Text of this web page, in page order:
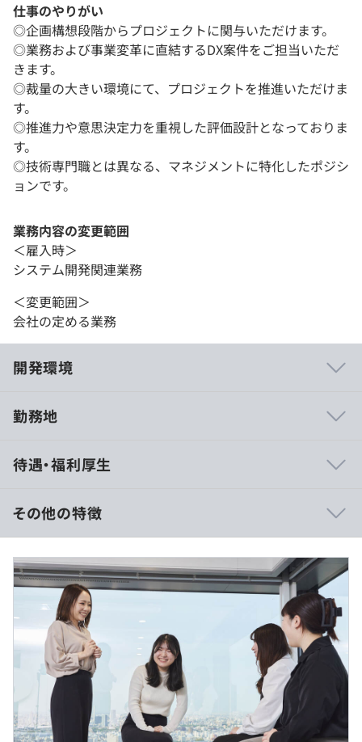
仕事のやりがい
◎企画構想段階からプロジェクトに関与いただけます。
◎業務および事業変革に直結するDX案件をご担当いただ
きます。
◎裁量の大きい環境にて、プロジェクトを推進いただけま
す。
◎推進力や意思決定力を重視した評価設計となっておりま
す。
◎技術専門職とは異なる、マネジメントに特化したポジシ
ョンです。
業務内容の変更範囲
＜雇入時＞
システム開発関連業務
＜変更範囲＞
会社の定める業務
開発環境
し、デジタルの力で解決へと導くコンサルティング＋シス
AWS認定パートナーとして、要件定義から保守・運用ま
で、すべての工程を社内で完結するワンストップ開発が強
みです。
◆“スモールSI”という開発手法
当社が重視しているのは、大規模投資＝成功ではなく、小
さくはじめて、仮説検証を高速で繰り返す開発手法＝スモ
ールSIです。
大きなシステムを一気につくるのではなく、本当に必要な
部分からスピーディにリリースして、改善を重ねていくや
り方で、お客様のIT投資の無駄を省き、DXの成功確度を
高めています。
勤務地
待遇・福利厚生
【想定年収1000万円〜1500万円】
■賃金形態：月給制
■賃金の決定方法：給与はご経験・保有スキル・希望給与
を考慮して決定いたします。
■月給：752,000円～1,128,000円
＝＝＝＝＝＝＝＝＝＝＝＝＝＝＝＝＝＝＝＝＝
《内訳》
・基本給：489,000円～733,000円
・職能給：143,000円～214,000円
・固定残業代：20時間分、120,000円～181,000円（超過
その他の特徴